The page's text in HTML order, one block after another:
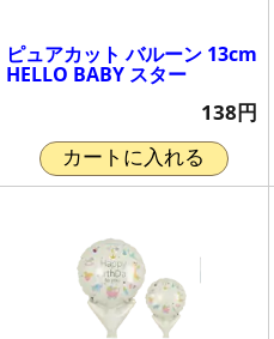
ピュアカット バルーン 13cm
HELLO BABY スター
138円
カートに入れる